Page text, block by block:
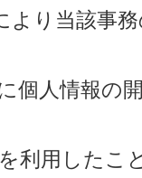
より当該事
個人情報の
利用したこ